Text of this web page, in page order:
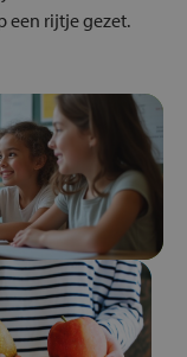
een rijtje gezet.